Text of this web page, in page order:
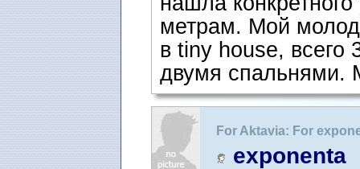
метрам. Мой
в tiny house, всего
двумя спальнями.
For Aktavia: For
exponenta